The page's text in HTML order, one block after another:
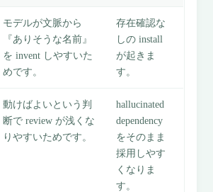
モデルが文脈から
『ありそうな名前』
を invent しやすいた
めです。
存在確認な
しの install
が起きま
す。
動けばよいという判
断で review が浅くな
りやすいためです。
hallucinated
dependency
をそのまま
採用しやす
くなりま
す。